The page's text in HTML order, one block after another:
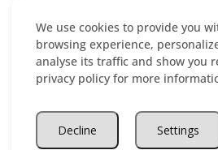
© 2013-2026
We use cookies to provide you
browsing experience,
analyse its traffic and show you
privacy policy for more
Settings
Decline